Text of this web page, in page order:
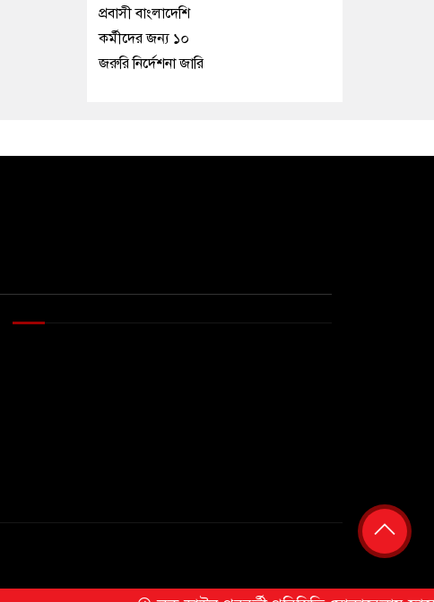
প্রবাসী বাংলাদেশি
কর্মীদের জন্য ১০
জরুরি নির্দেশনা জারি